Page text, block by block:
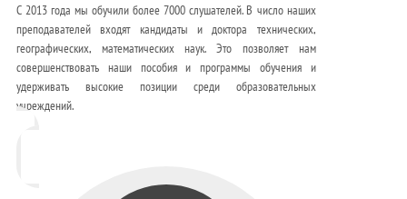
С 2013 года мы обучили более 7000 слушателей. В число наших
преподавателей входят кандидаты и доктора технических,
географических, математических наук. Это позволяет нам
совершенствовать наши пособия и программы обучения и
удерживать высокие позиции среди образовательных
учреждений.